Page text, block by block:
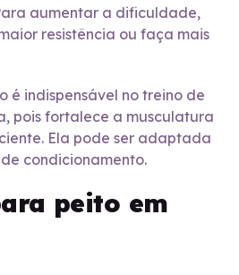
aumentar a dificuldade,
resistência ou faça mais
é indispensável no treino de
pois fortalece a musculatura
Ela pode ser adaptada
condicionamento.
peito em